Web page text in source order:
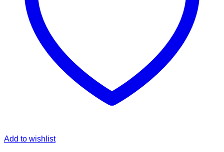
Add to wishlist